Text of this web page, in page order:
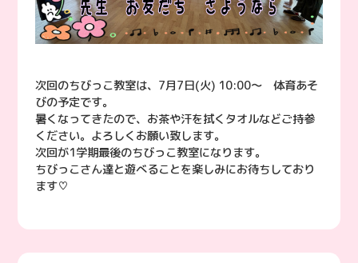
次回のちびっこ教室は、7月7日(火) 10:00〜 体育あそ
びの予定です。
暑くなってきたので、お茶や汗を拭くタオルなどご持参
ください。よろしくお願い致します。
次回が1学期最後のちびっこ教室になります。
ちびっこさん達と遊べることを楽しみにお待ちしており
ます♡